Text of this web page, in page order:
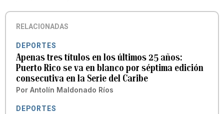
RELACIONADAS
DEPORTES
Apenas tres títulos en los últimos 25 años:
Puerto Rico se va en blanco por séptima edición
consecutiva en la Serie del Caribe
Por Antolín Maldonado Ríos
DEPORTES